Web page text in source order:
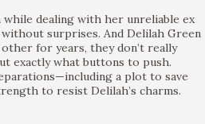
dealing with her unreliable ex
surprises. And Delilah Green
for years, they don’t really
exactly what buttons to push.
a plot to save
to resist Delilah’s charms.